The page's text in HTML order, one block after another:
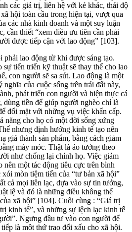
các giá trị, liên hệ với kẻ khác, thái độ
hội toàn cầu trong hiện tại, vượt qua
các nhà kinh doanh và một suy luận
cần thiết “xem điều ưu tiên cần phải
được tiếp cận với lao động” [103].
phải lao động từ khi được sáng tạo.
tiến triển kỹ thuật sẽ thay thế cho lao
con người sẽ sa sút. Lao động là một
nghĩa của cuộc sống trên trái đất này,
phát triển con người và hiện thực cá
dùng tiền để giúp người nghèo chỉ là
đối mặt với những vụ việc khẩn cấp.
năng cho họ có một đời sống xứng
nhưng định hướng kinh tế tạo nên
giá thành sản phẩm, bằng cách giảm
máy móc. Thật là ảo tưởng theo
như chống lại chính họ. Việc giảm
nên một tác động tiêu cực trên bình
mòn tiệm tiến của “tư bản xã hội”
cả mọi liên lạc, dựa vào sự tin tưởng,
lệ và đó là những điều không thể
xã hội” [104]. Cuối cùng : “Giá trị
kinh tế”, và những sự lệch lạc kinh tế
Ngưng đầu tư vào con người để
là môt thứ trao đổi xấu cho xã hội.